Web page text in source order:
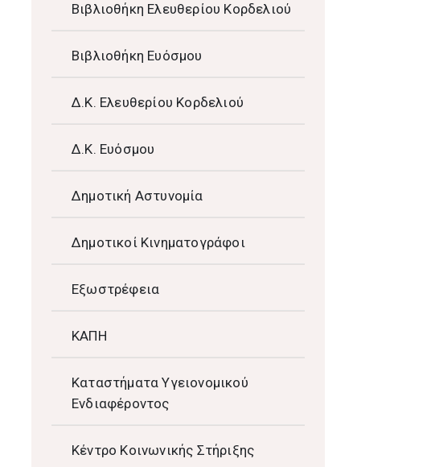
Βιβλιοθήκη Ελευθερίου Κορδελιού
Βιβλιοθήκη Ευόσμου
Δ.Κ. Ελευθερίου Κορδελιού
Δ.Κ. Ευόσμου
Δημοτική Αστυνομία
Δημοτικοί Κινηματογράφοι
Εξωστρέφεια
ΚΑΠΗ
Καταστήματα Υγειονομικού
Ενδιαφέροντος
Κέντρο Κοινωνικής Στήριξης